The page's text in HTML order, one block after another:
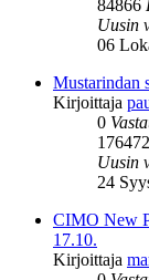
84866
Uusin
06
Mustarindan
Kirjoittaja
0
176472
Uusin
24
CIMO New
17.10.
Kirjoittaja